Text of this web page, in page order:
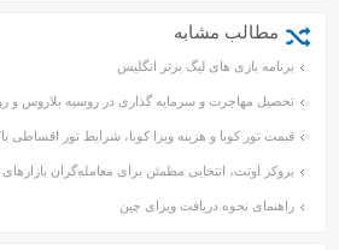
مطالب مشابه
برنامه بازی های لیگ برتر انگلیس
تحصیل مهاجرت و سرمایه گذاری در روسیه بلاروس و
قیمت تور کوبا و هزینه ویزا کوبا، شرایط تور اقساطی
بروکر اوتت، انتخابی مطمئن برای معامله‌گران
راهنمای نحوه دریافت ویزای چین